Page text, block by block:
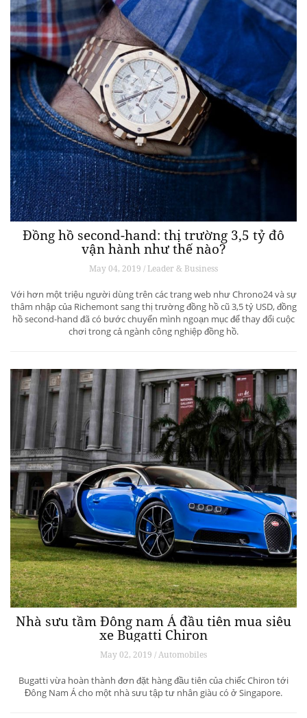
Đồng hồ second-hand: thị trường 3,5 tỷ đô
vận hành như thế nào?
May 04, 2019 / Leader & Business
Với hơn một triệu người dùng trên các trang web như Chrono24 và sự
thâm nhập của Richemont sang thị trường đồng hồ cũ 3,5 tỷ USD, đồng
hồ second-hand đã có bước chuyển mình ngoạn mục để thay đổi cuộc
chơi trong cả ngành công nghiệp đồng hồ.
Nhà sưu tầm Đông nam Á đầu tiên mua siêu
xe Bugatti Chiron
May 02, 2019 / Automobiles
Bugatti vừa hoàn thành đơn đặt hàng đầu tiên của chiếc Chiron tới
Đông Nam Á cho một nhà sưu tập tư nhân giàu có ở Singapore.